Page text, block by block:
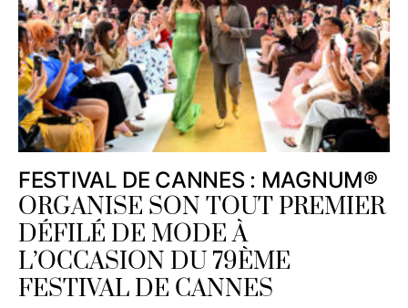
FESTIVAL DE CANNES : MAGNUM®
ORGANISE SON TOUT PREMIER
DÉFILÉ DE MODE À
L’OCCASION DU 79ÈME
FESTIVAL DE CANNES